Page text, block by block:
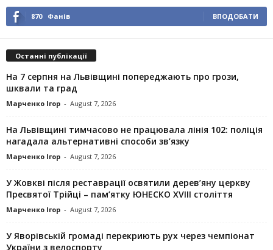
870 Фанів ВПОДОБАТИ
Останні публікації
На 7 серпня на Львівщині попереджають про грози,
шквали та град
Марченко Ігор - August 7, 2026
На Львівщині тимчасово не працювала лінія 102: поліція
нагадала альтернативні способи зв’язку
Марченко Ігор - August 7, 2026
У Жовкві після реставрації освятили дерев’яну церкву
Пресвятої Трійці – пам’ятку ЮНЕСКО XVIII століття
Марченко Ігор - August 7, 2026
У Яворівській громаді перекриють рух через чемпіонат
України з велоспорту